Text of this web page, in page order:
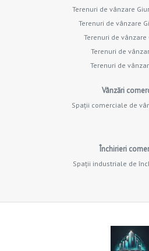
Terenuri de vânzare
Terenuri de vânzare
Terenuri de vânzare
Terenuri de
Terenuri de
Vânzări
Spații comerciale de
Închirieri
Spații industriale de